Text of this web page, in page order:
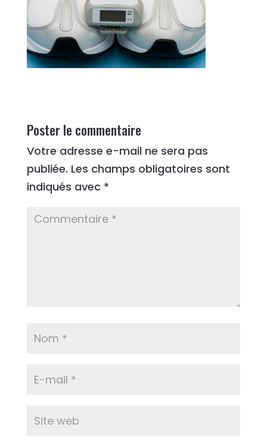
Poster le commentaire
Votre adresse e-mail ne sera pas
publiée. Les champs obligatoires sont
indiqués avec *